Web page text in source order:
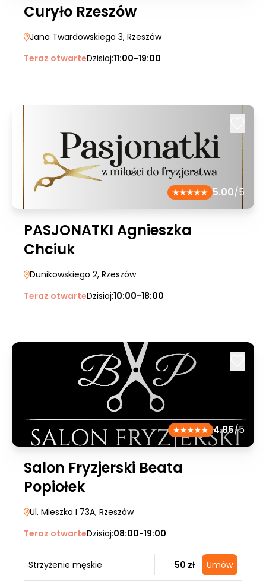
Curyło Rzeszów
Jana Twardowskiego 3, Rzeszów
Teraz otwarteDzisiaj:11:00-19:00
5.00/5
PASJONATKI Agnieszka
Chciuk
Dunikowskiego 2, Rzeszów
Teraz otwarteDzisiaj:10:00-18:00
4.85/5
Salon Fryzjerski Beata
Popiołek
Ul. Mieszka I 73A, Rzeszów
Teraz otwarteDzisiaj:08:00-19:00
Strzyżenie męskie 50 zł Umów